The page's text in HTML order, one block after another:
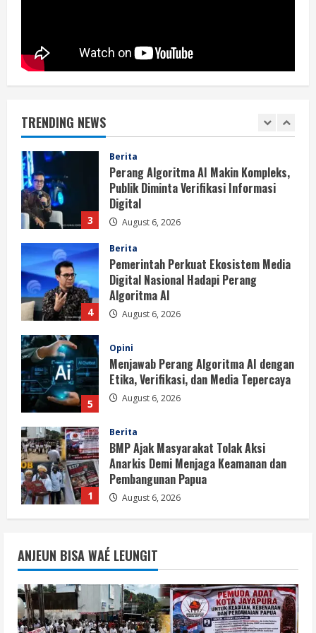
TRENDING NEWS
2
Berita
BMP Kecam Aksi KNPB, Serukan
3
Berita
Perang Algoritma AI Makin Kompleks,
Publik Diminta Verifikasi Informasi
Digital
August 6, 2026
4
Berita
Pemerintah Perkuat Ekosistem Media
Digital Nasional Hadapi Perang
Algoritma AI
August 6, 2026
5
Opini
Menjawab Perang Algoritma AI dengan
Etika, Verifikasi, dan Media Tepercaya
August 6, 2026
1
Berita
BMP Ajak Masyarakat Tolak Aksi
Anarkis Demi Menjaga Keamanan dan
Pembangunan Papua
August 6, 2026
2
BMP Kecam Aksi KNPB, Serukan
Persatuan Demi Papua yang Kondusif
August 6, 2026
Berita
ANJEUN BISA WAÉ LEUNGIT